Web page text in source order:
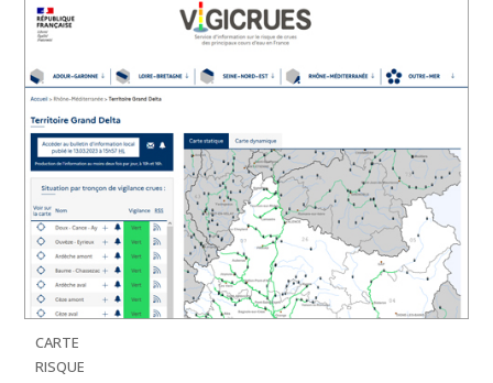
CARTE
RISQUE